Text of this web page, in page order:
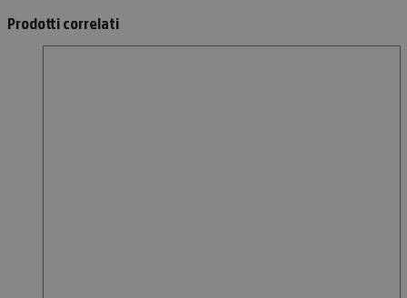
Prodotti correlati